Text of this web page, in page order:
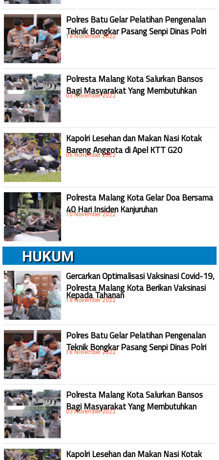
Polres Batu Gelar Pelatihan Pengenalan
Teknik Bongkar Pasang Senpi Dinas Polri
18 November 2022
Polresta Malang Kota Salurkan Bansos
Bagi Masyarakat Yang Membutuhkan
03 November 2022
Kapolri Lesehan dan Makan Nasi Kotak
Bareng Anggota di Apel KTT G20
06 November 2022
Polresta Malang Kota Gelar Doa Bersama
40 Hari Insiden Kanjuruhan
10 November 2022
HUKUM
Gercarkan Optimalisasi Vaksinasi Covid-19,
Polresta Malang Kota Berikan Vaksinasi
Kepada Tahanan
18 November 2022
Polres Batu Gelar Pelatihan Pengenalan
Teknik Bongkar Pasang Senpi Dinas Polri
18 November 2022
Polresta Malang Kota Salurkan Bansos
Bagi Masyarakat Yang Membutuhkan
03 November 2022
Kapolri Lesehan dan Makan Nasi Kotak